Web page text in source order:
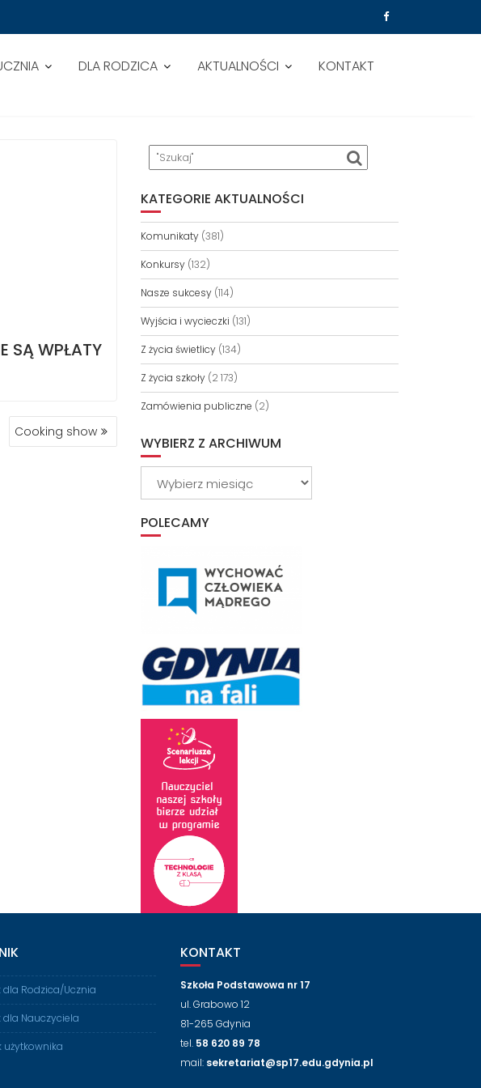
DLA RODZICA AKTUALNOŚCI KONTAKT
SĄ WPŁATY
Cooking show
KATEGORIE AKTUALNOŚCI
Komunikaty(381)
Konkursy(132)
Nasze sukcesy(114)
Wyjścia i wycieczki (131)
Z życia świetlicy(134)
Z życia szkoły(2 173)
Zamówienia publiczne (2)
WYBIERZ Z ARCHIWUM
POLECAMY
dla Rodzica/Ucznia
dla Nauczyciela
użytkownika
KONTAKT
Szkoła Podstawowa nr 17
ul. Grabowo 12
81-265 Gdynia
tel. 58 620 89 78
mail: sekretariat@sp17.edu.gdynia.pl